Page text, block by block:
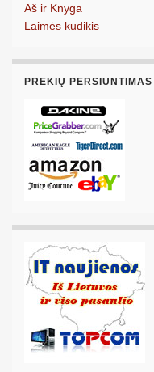
Aš ir Knyga
Laimės kūdikis
PREKIŲ